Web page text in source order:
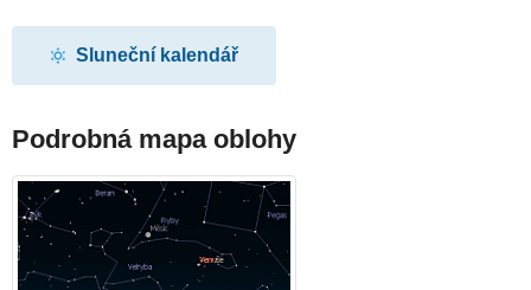
Sluneční kalendář
Podrobná mapa oblohy